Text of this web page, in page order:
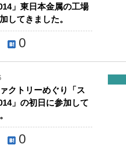
」東日本金属の工場
してきました。
0
クトリーめぐり「ス
」の初日に参加して
0